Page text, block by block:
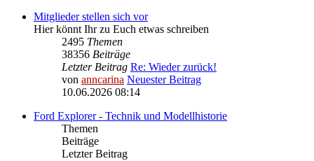
Mitglieder stellen sich vor
Hier könnt Ihr zu Euch etwas schreiben
2495 Themen
38356 Beiträge
Letzter Beitrag Re: Wieder zurück!
von anncarina Neuester Beitrag
10.06.2026 08:14
Ford Explorer - Technik und Modellhistorie
Themen
Beiträge
Letzter Beitrag